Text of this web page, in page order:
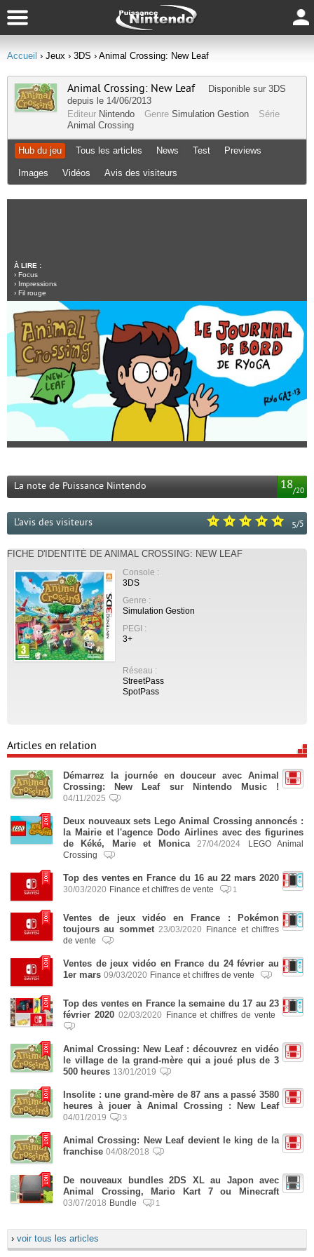
Accueil › Jeux › 3DS › Animal Crossing: New Leaf
Animal Crossing: New Leaf Disponible sur 3DS
depuis le 14/06/2013
Editeur Nintendo Genre Simulation Gestion
Série
Animal Crossing
Hub du jeu Tous les articles News Test Previews
Images Vidéos Avis des visiteurs
À LIRE :
› Focus
› Impressions
› Fil rouge
18/20
La note de Puissance Nintendo
5/5
L'avis des visiteurs
FICHE D'IDENTITÉ DE ANIMAL CROSSING: NEW LEAF
Console :
3DS
Genre :
Simulation Gestion
PEGI :
3+
Réseau :
StreetPass
SpotPass
Articles en relation
Démarrez la journée en douceur avec Animal
Crossing: New Leaf sur Nintendo Music !
04/11/2025
Deux nouveaux sets Lego Animal Crossing annoncés :
la Mairie et l'agence Dodo Airlines avec des figurines
de Kéké, Marie et Monica
27/04/2024
LEGO Animal
Crossing
Top des ventes en France du 16 au 22 mars 2020
30/03/2020 Finance et chiffres de vente 1
Ventes de jeux vidéo en France : Pokémon
toujours au sommet 23/03/2020
Finance et chiffres
de vente
Ventes de jeux vidéo en France du 24 février au
1er mars 09/03/2020 Finance et chiffres de vente
Top des ventes en France la semaine du 17 au 23
février 2020 02/03/2020 Finance et chiffres de vente
Animal Crossing: New Leaf : découvrez en vidéo
le village de la grand-mère qui a joué plus de 3
500 heures 13/01/2019
Insolite : une grand-mère de 87 ans a passé 3580
heures à jouer à Animal Crossing : New Leaf
04/01/2019 3
Animal Crossing: New Leaf devient le king de la
franchise 04/08/2018
De nouveaux bundles 2DS XL au Japon avec
Animal Crossing, Mario Kart 7 ou Minecraft
03/07/2018 Bundle 1
› voir tous les articles